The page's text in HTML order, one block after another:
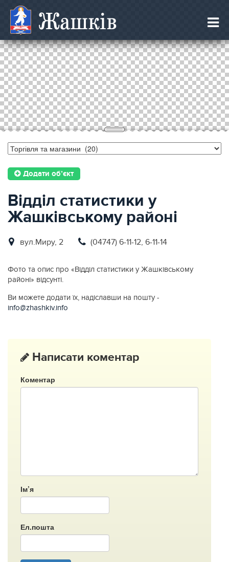
Жашків
Додати об’єкт
Відділ статистики у
Жашківському районі
вул.Миру, 2 (04747) 6-11-12, 6-11-14
Фото та опис про «Відділ статистики у Жашківському
районі» відсунті.
Ви можете додати їх, надіславши на пошту -
info@zhashkiv.info
Написати коментар
Коментар
Ім’я
Ел.пошта